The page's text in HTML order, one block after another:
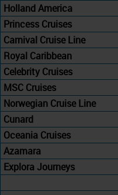
Holland America
Princess Cruises
Carnival Cruise Line
Royal Caribbean
Celebrity Cruises
MSC Cruises
Norwegian Cruise Line
Cunard
Oceania Cruises
Azamara
Explora Journeys